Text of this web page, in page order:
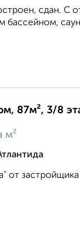
сдан. С
87м², 3/8
м²
от